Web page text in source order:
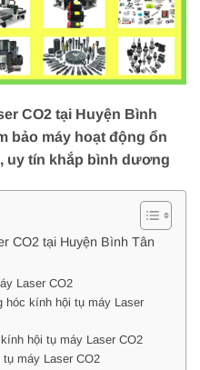
CO2 tại Huyện Bình
bảo máy hoạt động ổn
uy tín khắp bình dương
CO2 tại Huyện Bình Tân
Laser CO2
hóc kính hội tụ máy Laser
hội tụ máy Laser CO2
máy Laser CO2